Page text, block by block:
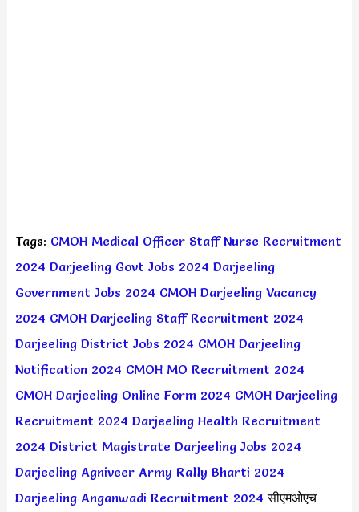
Tags: CMOH Medical Officer Staff Nurse Recruitment
2024 Darjeeling Govt Jobs 2024 Darjeeling
Government Jobs 2024 CMOH Darjeeling Vacancy
2024 CMOH Darjeeling Staff Recruitment 2024
Darjeeling District Jobs 2024 CMOH Darjeeling
Notification 2024 CMOH MO Recruitment 2024
CMOH Darjeeling Online Form 2024 CMOH Darjeeling
Recruitment 2024 Darjeeling Health Recruitment
2024 District Magistrate Darjeeling Jobs 2024
Darjeeling Agniveer Army Rally Bharti 2024
Darjeeling Anganwadi Recruitment 2024सीएमओएच